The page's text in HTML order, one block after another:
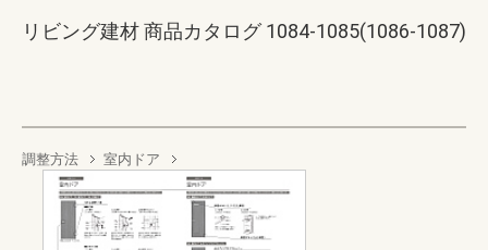
リビング建材 商品カタログ 1084-1085(1086-1087)
調整方法 室内ドア